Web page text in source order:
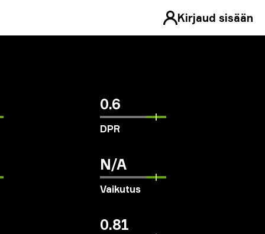
Kirjaud sisään
0.6
DPR
N/A
Vaikutus
0.81